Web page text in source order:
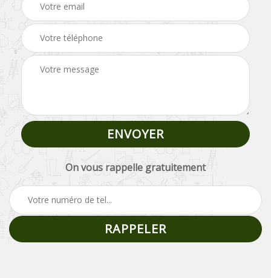
On vous rappelle gratuitement